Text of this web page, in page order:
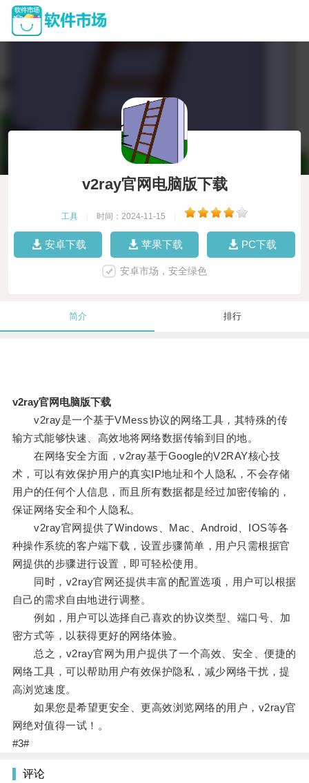
v2ray官网电脑版下载
工具 时间：2024-11-15
安卓下载 苹果下载 PC下载
安卓市场，安全绿色
简介 排行
v2ray官网电脑版下载
v2ray是一个基于VMess协议的网络工具，其特殊的传
输方式能够快速、高效地将网络数据传输到目的地。
在网络安全方面，v2ray基于Google的V2RAY核心技
术，可以有效保护用户的真实IP地址和个人隐私，不会存储
用户的任何个人信息，而且所有数据都是经过加密传输的，
保证网络安全和个人隐私。
v2ray官网提供了Windows、Mac、Android、IOS等各
种操作系统的客户端下载，设置步骤简单，用户只需根据官
网提供的步骤进行设置，即可轻松使用。
同时，v2ray官网还提供丰富的配置选项，用户可以根据
自己的需求自由地进行调整。
例如，用户可以选择自己喜欢的协议类型、端口号、加
密方式等，以获得更好的网络体验。
总之，v2ray官网为用户提供了一个高效、安全、便捷的
网络工具，可以帮助用户有效保护隐私，减少网络干扰，提
高浏览速度。
如果您是希望更安全、更高效浏览网络的用户，v2ray官
网绝对值得一试！。
#3#
评论